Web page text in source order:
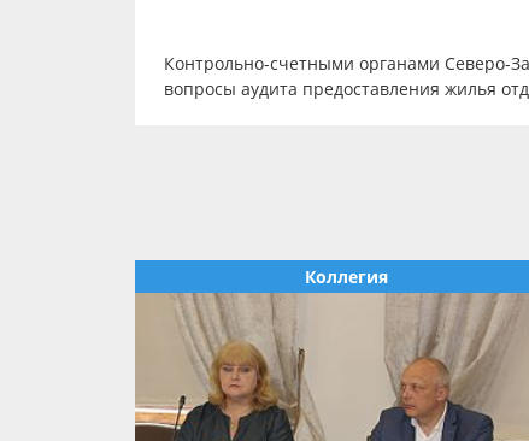
Контрольно-счетными органами Северо-
вопросы аудита предоставления жилья
Коллегия